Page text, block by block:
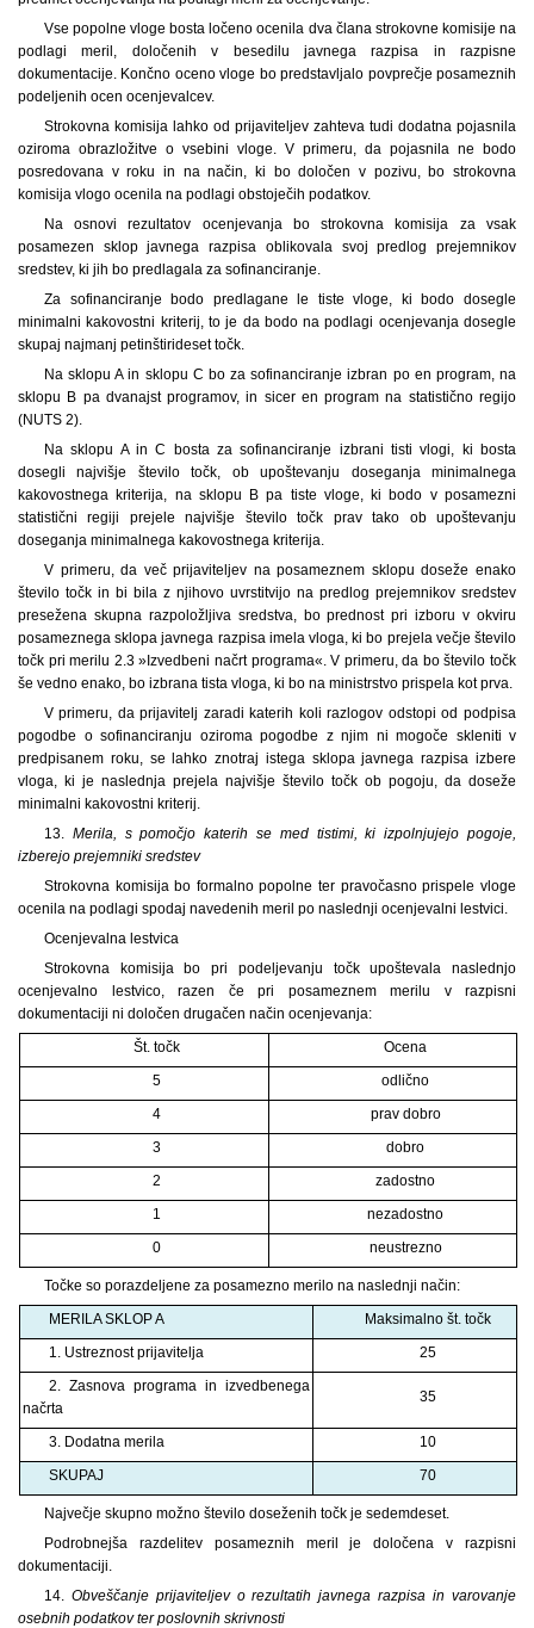
Vse popolne vloge bosta ločeno ocenila dva člana strokovne komisije na
podlagi meril, določenih v besedilu javnega razpisa in razpisne
dokumentacije. Končno oceno vloge bo predstavljalo povprečje posameznih
podeljenih ocen ocenjevalcev.
Strokovna komisija lahko od prijaviteljev zahteva tudi dodatna pojasnila
oziroma obrazložitve o vsebini vloge. V primeru, da pojasnila ne bodo
posredovana v roku in na način, ki bo določen v pozivu, bo strokovna
komisija vlogo ocenila na podlagi obstoječih podatkov.
Na osnovi rezultatov ocenjevanja bo strokovna komisija za vsak
posamezen sklop javnega razpisa oblikovala svoj predlog prejemnikov
sredstev, ki jih bo predlagala za sofinanciranje.
Za sofinanciranje bodo predlagane le tiste vloge, ki bodo dosegle
minimalni kakovostni kriterij, to je da bodo na podlagi ocenjevanja dosegle
skupaj najmanj petinštirideset točk.
Na sklopu A in sklopu C bo za sofinanciranje izbran po en program, na
sklopu B pa dvanajst programov, in sicer en program na statistično regijo
(NUTS 2).
Na sklopu A in C bosta za sofinanciranje izbrani tisti vlogi, ki bosta
dosegli najvišje število točk, ob upoštevanju doseganja minimalnega
kakovostnega kriterija, na sklopu B pa tiste vloge, ki bodo v posamezni
statistični regiji prejele najvišje število točk prav tako ob upoštevanju
doseganja minimalnega kakovostnega kriterija.
V primeru, da več prijaviteljev na posameznem sklopu doseže enako
število točk in bi bila z njihovo uvrstitvijo na predlog prejemnikov sredstev
presežena skupna razpoložljiva sredstva, bo prednost pri izboru v okviru
posameznega sklopa javnega razpisa imela vloga, ki bo prejela večje število
točk pri merilu 2.3 »Izvedbeni načrt programa«. V primeru, da bo število točk
še vedno enako, bo izbrana tista vloga, ki bo na ministrstvo prispela kot prva.
V primeru, da prijavitelj zaradi katerih koli razlogov odstopi od podpisa
pogodbe o sofinanciranju oziroma pogodbe z njim ni mogoče skleniti v
predpisanem roku, se lahko znotraj istega sklopa javnega razpisa izbere
vloga, ki je naslednja prejela najvišje število točk ob pogoju, da doseže
minimalni kakovostni kriterij.
13. Merila, s pomočjo katerih se med tistimi, ki izpolnjujejo pogoje,
izberejo prejemniki sredstev
Strokovna komisija bo formalno popolne ter pravočasno prispele vloge
ocenila na podlagi spodaj navedenih meril po naslednji ocenjevalni lestvici.
Ocenjevalna lestvica
Strokovna komisija bo pri podeljevanju točk upoštevala naslednjo
ocenjevalno lestvico, razen če pri posameznem merilu v razpisni
dokumentaciji ni določen drugačen način ocenjevanja:
Št. točk
Ocena
5
odlično
4
prav dobro
3
dobro
2
zadostno
1
nezadostno
0
neustrezno
Točke so porazdeljene za posamezno merilo na naslednji način:
MERILA SKLOP A
Maksimalno št. točk
1. Ustreznost prijavitelja
25
2. Zasnova programa in izvedbenega
načrta
35
3. Dodatna merila
10
SKUPAJ
70
Največje skupno možno število doseženih točk je sedemdeset.
Podrobnejša razdelitev posameznih meril je določena v razpisni
dokumentaciji.
14. Obveščanje prijaviteljev o rezultatih javnega razpisa in varovanje
osebnih podatkov ter poslovnih skrivnosti